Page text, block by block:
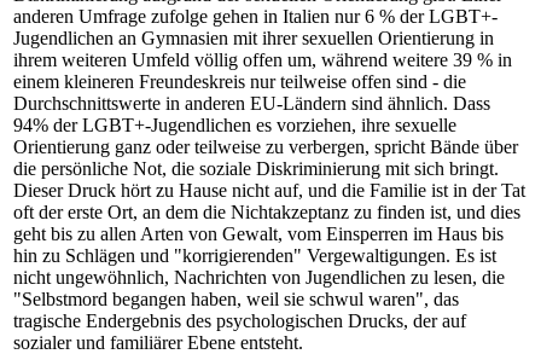
anderen Umfrage zufolge gehen in Italien nur 6 % der LGBT+-
Jugendlichen an Gymnasien mit ihrer sexuellen Orientierung in
ihrem weiteren Umfeld völlig offen um, während weitere 39 % in
einem kleineren Freundeskreis nur teilweise offen sind - die
Durchschnittswerte in anderen EU-Ländern sind ähnlich. Dass
94% der LGBT+-Jugendlichen es vorziehen, ihre sexuelle
Orientierung ganz oder teilweise zu verbergen, spricht Bände über
die persönliche Not, die soziale Diskriminierung mit sich bringt.
Dieser Druck hört zu Hause nicht auf, und die Familie ist in der Tat
oft der erste Ort, an dem die Nichtakzeptanz zu finden ist, und dies
geht bis zu allen Arten von Gewalt, vom Einsperren im Haus bis
hin zu Schlägen und "korrigierenden" Vergewaltigungen. Es ist
nicht ungewöhnlich, Nachrichten von Jugendlichen zu lesen, die
"Selbstmord begangen haben, weil sie schwul waren", das
tragische Endergebnis des psychologischen Drucks, der auf
sozialer und familiärer Ebene entsteht.